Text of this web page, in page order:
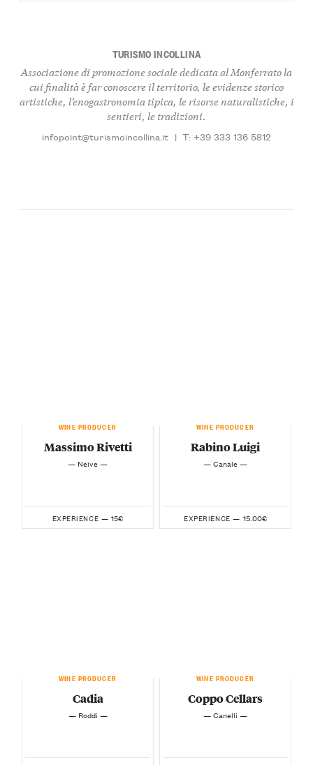
TURISMO INCOLLINA
Associazione di promozione sociale dedicata al Monferrato la
cui finalità è far conoscere il territorio, le evidenze storico
artistiche, l’enogastronomia tipica, le risorse naturalistiche, i
sentieri, le tradizioni.
infopoint@turismoincollina.it | T: +39 333 136 5812
WINE PRODUCER
Massimo Rivetti
— Neive —
EXPERIENCE — 15€
WINE PRODUCER
Rabino Luigi
— Canale —
EXPERIENCE — 15.00€
WINE PRODUCER
Cadia
— Roddi —
WINE PRODUCER
Coppo Cellars
— Canelli —